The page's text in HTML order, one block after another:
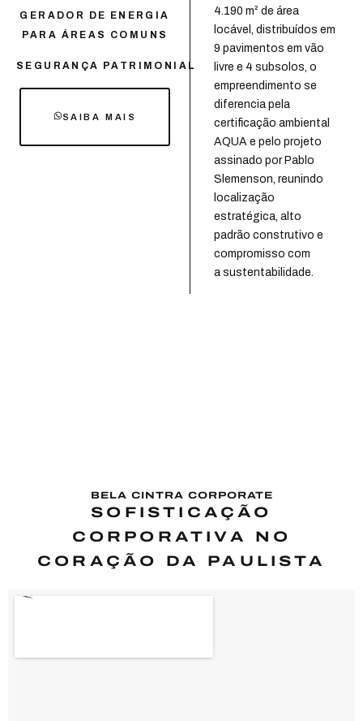
GERADOR DE ENERGIA
PARA ÁREAS COMUNS
SEGURANÇA PATRIMONIAL
SAIBA MAIS
4.190 m² de área
locável, distribuídos em
9 pavimentos em vão
livre e 4 subsolos, o
empreendimento se
diferencia pela
certificação ambiental
AQUA e pelo projeto
assinado por Pablo
Slemenson, reunindo
localização
estratégica, alto
padrão construtivo e
compromisso com
a sustentabilidade.
BELA CINTRA CORPORATE
SOFISTICAÇÃO
CORPORATIVA NO
CORAÇÃO DA PAULISTA